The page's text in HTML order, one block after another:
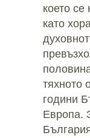
което
като
тяхното
години
Европа.